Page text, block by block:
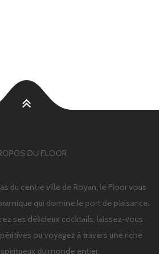
DU FLOOR
du centre ville de Royan, le Floor vous
qui domine le port de plaisance.
ses délicieux cocktails, laissez-vous
ou voyagez à travers une riche
du monde entier.